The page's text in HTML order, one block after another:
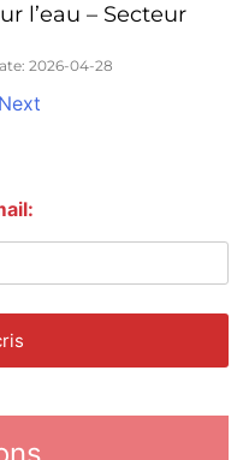
l’eau – Secteur
2026-04-28
Next